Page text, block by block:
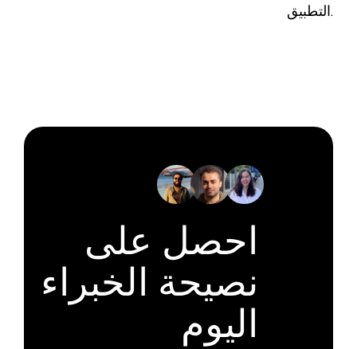
التطبيق.
احصل على
نصيحة الخبراء
اليوم